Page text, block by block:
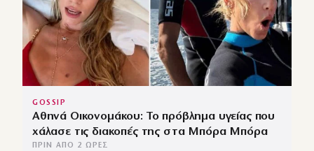
GOSSIP
Αθηνά Οικονομάκου: Το πρόβλημα υγείας που
χάλασε τις διακοπές της στα Μπόρα Μπόρα
ΠΡΙΝ ΑΠΌ 2 ΏΡΕΣ